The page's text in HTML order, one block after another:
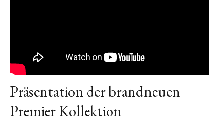
Präsentation der brandneuen
Premier Kollektion